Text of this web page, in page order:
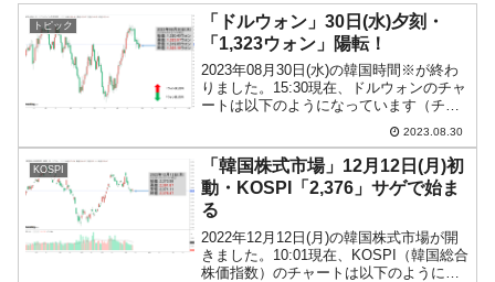
トピック
「ドルウォン」30日(水)夕刻・
「1,323ウォン」陽転！
2023年08月30日(水)の韓国時間※が終わ
りました。15:30現在、ドルウォンのチャ
ートは以下のようになっています（チャ
ートは『Investing.com』より引用）。現
在のところ陽線で、「1ドル＝1,323ウォ
ン」近辺の攻防となってい...
2023.08.30
KOSPI
「韓国株式市場」12月12日(月)初
動・KOSPI「2,376」サゲで始ま
る
2022年12月12日(月)の韓国株式市場が開
きました。10:01現在、KOSPI（韓国総合
株価指数）のチャートは以下のようにな